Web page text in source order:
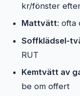
kr/fönster
Mattvätt: ofta
Soffklädsel-
RUT
Kemtvätt av
be om offert